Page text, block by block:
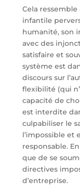
Cela ressemble
infantile
humanité, son
avec des
satisfaire et
système est
discours sur
flexibilité (qui
capacité de
est interdite
culpabiliser le
l’impossible et
responsable.
que de se
directives
d’entreprise.